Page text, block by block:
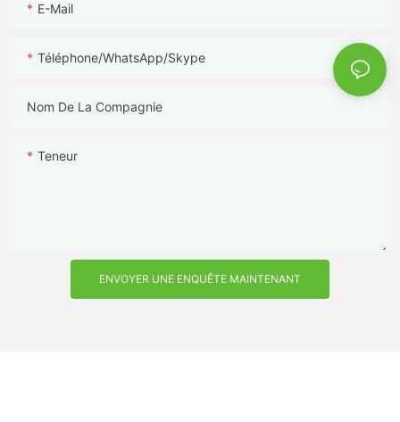
E-Mail
Téléphone/WhatsApp/Skype
Nom De La Compagnie
Teneur
ENVOYER UNE ENQUÊTE MAINTENANT